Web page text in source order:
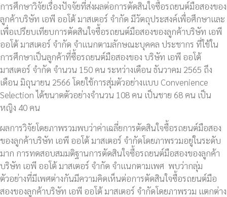
การศึกษาวิจัยเรื่องปัจจัยที่ส่งผลต่อการตัดสินใจซื้อรถยนต์มือสองของ
ลูกค้าบริษัท เอพี ออโต้ มาสเตอร์ จำกัด มีวัตถุประสงค์เพื่อศึกษาและ
เพื่อเปรียบเทียบการตัดสินใจซื้อรถยนต์มือสองของลูกค้าบริษัท เอพี
ออโต้ มาสเตอร์ จำกัด จำแนกตามลักษณะบุคคล ประชากร ที่ใช้ใน
การศึกษาเป็นลูกค้าที่ซื้อรถยนต์มือสองของ บริษัท เอพี ออโต้
มาสเตอร์ จำกัด จำนวน 150 คน ระหว่างเดือน ธันวาคม 2565 ถึง
เดือน มิถุนายน 2566 โดยใช้การสุ่มตัวอย่างแบบ Convenience
Selection ได้ขนาดตัวอย่างจำนวน 108 คน เป็นชาย 68 คน เป็น
หญิง 40 คน
ผลการวิจัยโดยภาพรวมพบว่าค่าเฉลี่ยการตัดสินใจซื้อรถยนต์มือสอง
ของลูกค้าบริษัท เอพี ออโต้ มาสเตอร์ จำกัดโดยภาพรวมอยู่ในระดับ
มาก การทดสอบสมมติฐานการตัดสินใจซื้อรถยนต์มือสองของลูกค้า
บริษัท เอพี ออโต้ มาสเตอร์ จำกัด จำแนกตามเพศ พบว่ากลุ่ม
ตัวอย่างที่มีเพศต่างกันมีความคิดเห็นต่อการตัดสินใจซื้อรถยนต์มือ
สองของลูกค้าบริษัท เอพี ออโต้ มาสเตอร์ จำกัดโดยภาพรวม แตกต่าง